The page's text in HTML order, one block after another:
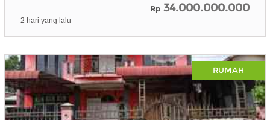
Rp 34.000.000.000
2 hari yang lalu
RUMAH